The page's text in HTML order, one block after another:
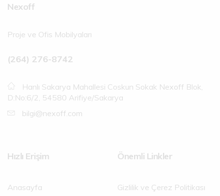
Nexoff
Proje ve Ofis Mobilyaları
(264) 276-8742
Hanlı Sakarya Mahallesi Coskun Sokak Nexoff Blok,
D:No:6/2, 54580 Arifiye/Sakarya
bilgi@nexoff.com
Hızlı Erişim
Anasayfa
Önemli Linkler
Gizlilik ve Çerez Politikası